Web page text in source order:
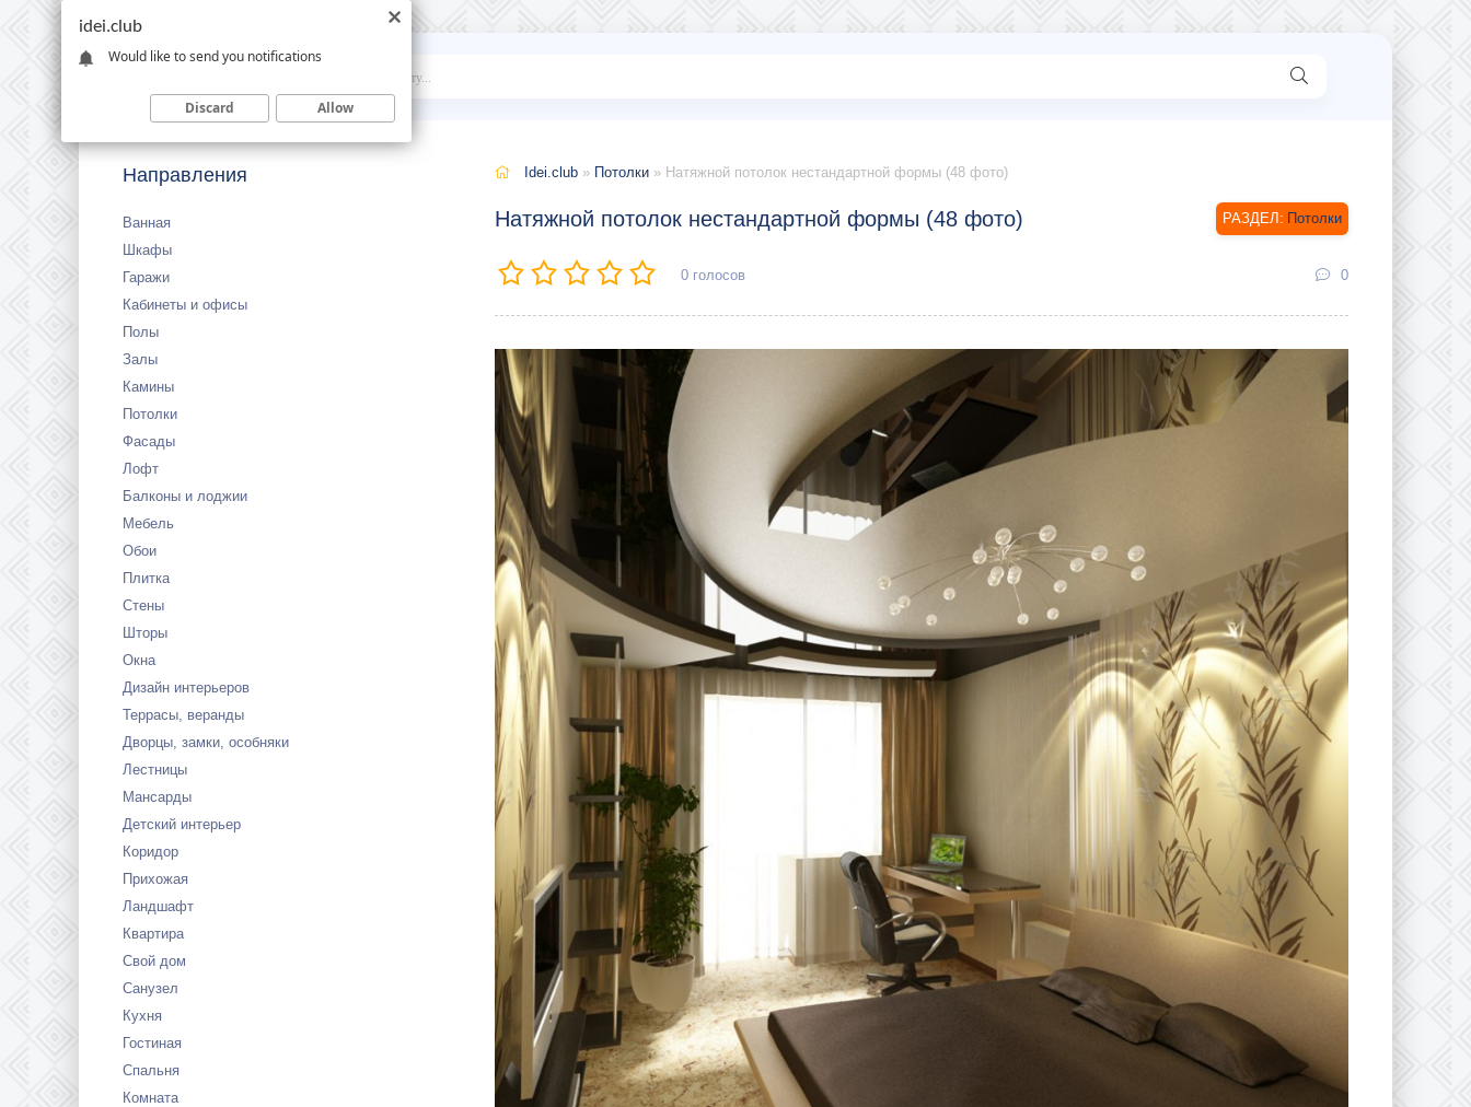
Idei
Направления
Ванная
Шкафы
Гаражи
Кабинеты и офисы
Полы
Залы
Камины
Потолки
Фасады
Лофт
Балконы и лоджии
Мебель
Обои
Плитка
Стены
Шторы
Окна
Дизайн интерьеров
Террасы, веранды
Дворцы, замки, особняки
Лестницы
Мансарды
Детский интерьер
Коридор
Прихожая
Ландшафт
Квартира
Свой дом
Санузел
Кухня
Гостиная
Спальня
Комната
Idei.club » Потолки » Натяжной потолок нестандартной формы (48 фото)
Натяжной потолок нестандартной формы (48 фото) Потолки
0 голосов 0
idei.club
Would like to send you notifications
Discard Allow